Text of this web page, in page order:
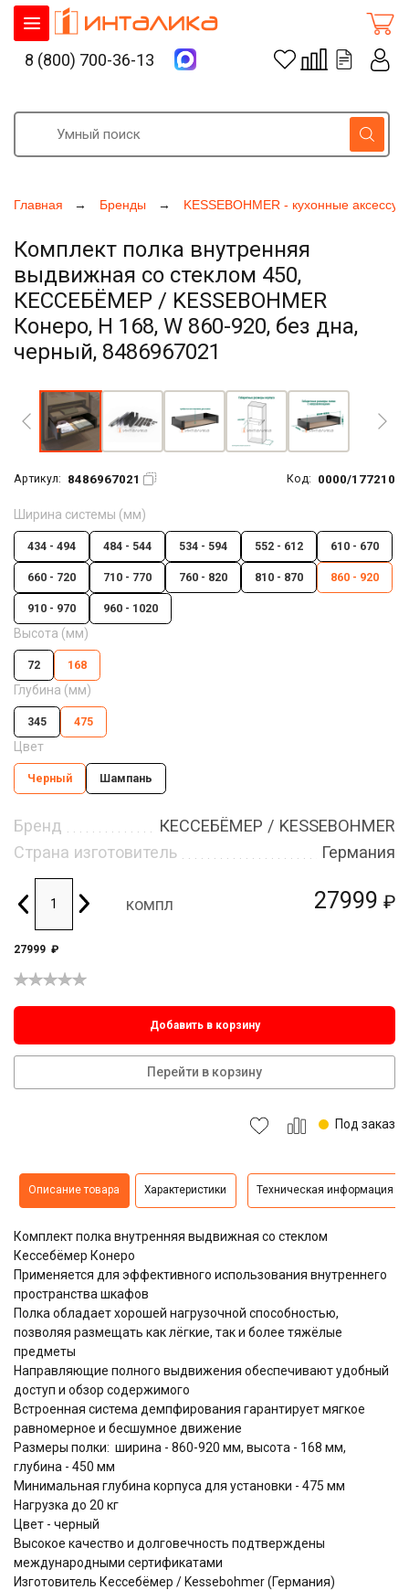
Главная Бренды KESSEBOHMER - кухонные
Комплект полка внутренняя
выдвижная со стеклом 450,
КЕССЕБЁМЕР / KESSEBOHMER
Конеро, H 168, W 860-920, без дна,
черный, 8486967021
Артикул: 8486967021 Код: 0000/177210
27999 ₽
Ширина системы (мм)
434 - 494 484 - 544 534 - 594 552 - 612 610 - 670
660 - 720 710 - 770 760 - 820 810 - 870 860 - 920
910 - 970 960 - 1020
Высота (мм)
72 168
Глубина (мм)
345 475
Цвет
Черный Шампань
Бренд
КЕССЕБЁМЕР / KESSEBOHMER
Страна изготовитель
Германия
компл
27999 ₽
Добавить в корзину
Перейти в корзину
Под заказ
Описание товара Характеристики Техническая информация
Комплект полка внутренняя выдвижная со стеклом
Кессебёмер Конеро
Применяется для эффективного использования внутреннего
пространства шкафов
Полка обладает хорошей нагрузочной способностью,
позволяя размещать как лёгкие, так и более тяжёлые
предметы
Направляющие полного выдвижения обеспечивают удобный
доступ и обзор содержимого
Встроенная система демпфирования гарантирует мягкое
равномерное и бесшумное движение
Размеры полки: ширина - 860-920 мм, высота - 168 мм,
глубина - 450 мм
Минимальная глубина корпуса для установки - 475 мм
Нагрузка до 20 кг
Цвет - черный
Высокое качество и долговечность подтверждены
международными сертификатами
Изготовитель Кессебёмер / Kessebohmer (Германия)
8 (800) 700-36-13